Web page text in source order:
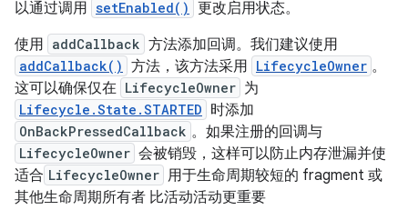
以通过调用 setEnabled() 更改启用状态。
使用 addCallback 方法添加回调。我们建议使用
addCallback() 方法，该方法采用 LifecycleOwner 。
这可以确保仅在 LifecycleOwner 为
Lifecycle.State.STARTED 时添加
OnBackPressedCallback 。如果注册的回调与
LifecycleOwner 会被销毁，这样可以防止内存泄漏并使
适合 LifecycleOwner 用于生命周期较短的 fragment 或
其他生命周期所有者 比活动活动更重要